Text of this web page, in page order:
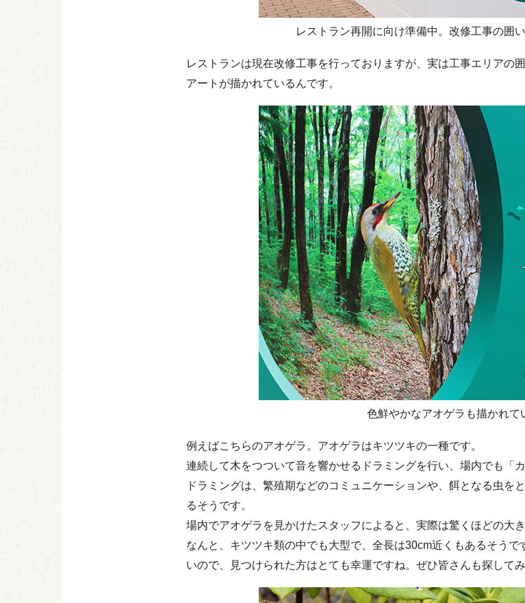
レストラン再開に向け準備中。改修工事の囲
レストランは現在改修工事を行っておりますが、実は工事エリアの
アートが描かれているんです。
色鮮やかなアオゲラも描かれて
例えばこちらのアオゲラ。アオゲラはキツツキの一種です。
連続して木をつついて音を響かせるドラミングを行い、場内でも「
ドラミングは、繁殖期などのコミュニケーションや、餌となる虫を
るそうです。
場内でアオゲラを見かけたスタッフによると、実際は驚くほどの大き
なんと、キツツキ類の中でも大型で、全長は30cm近くもあるそう
いので、見つけられた方はとても幸運ですね。ぜひ皆さんも探してみ